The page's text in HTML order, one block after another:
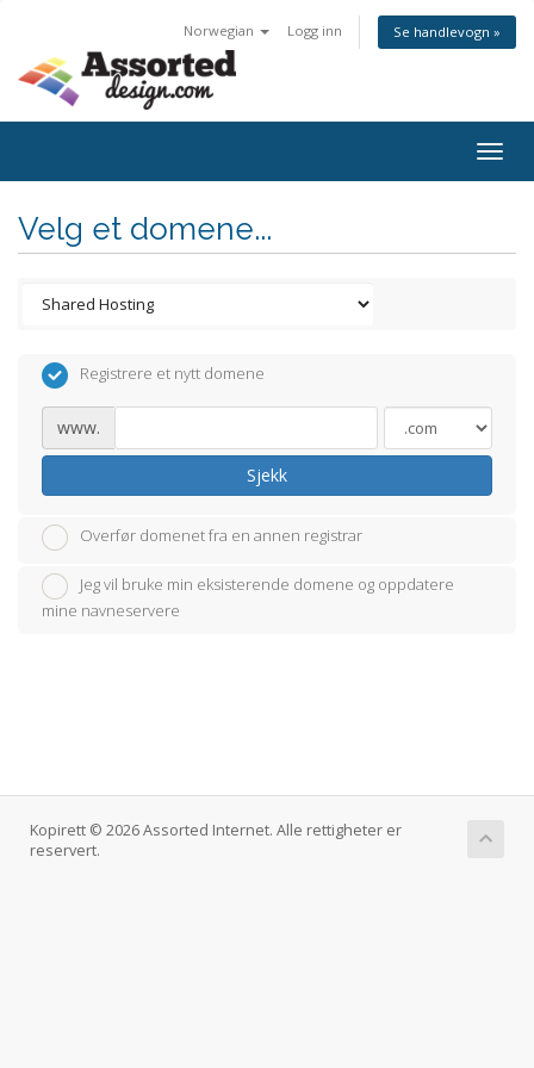
Norwegian Logg inn Se handlevogn »
Velg et domene...
Registrere et nytt domene
www.
Sjekk
Overfør domenet fra en annen registrar
Jeg vil bruke min eksisterende domene og oppdatere
mine navneservere
Kopirett © 2026 Assorted Internet. Alle rettigheter er
reservert.